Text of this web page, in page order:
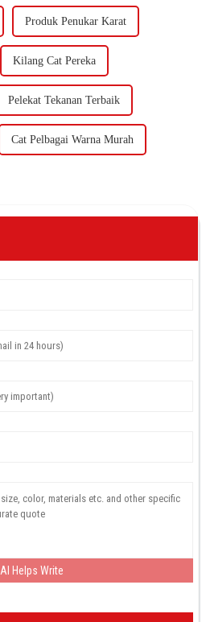
Produk Penukar Karat
Kilang Cat Pereka
Pelekat Tekanan Terbaik
Cat Pelbagai Warna Murah
AI Helps Write